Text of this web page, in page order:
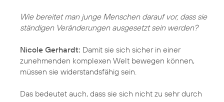
Wie bereitet man junge Menschen darauf vor, dass sie
ständigen Veränderungen ausgesetzt sein werden?
Nicole Gerhardt: Damit sie sich sicher in einer
zunehmenden komplexen Welt bewegen können,
müssen sie widerstandsfähig sein.
Das bedeutet auch, dass sie sich nicht zu sehr durch